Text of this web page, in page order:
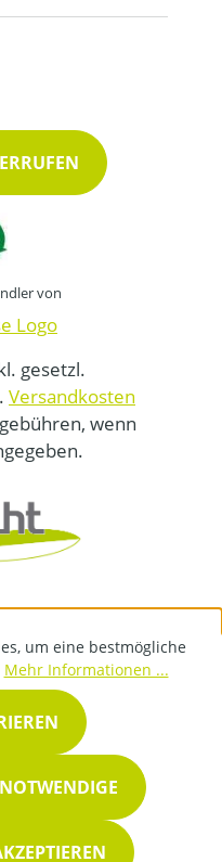
von
gesetzl.
Versandkosten
wenn
um eine bestmögliche
Mehr Informationen ...